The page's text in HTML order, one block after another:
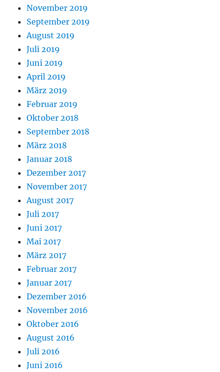
November 2019
September 2019
August 2019
Juli 2019
Juni 2019
April 2019
März 2019
Februar 2019
Oktober 2018
September 2018
März 2018
Januar 2018
Dezember 2017
November 2017
August 2017
Juli 2017
Juni 2017
Mai 2017
März 2017
Februar 2017
Januar 2017
Dezember 2016
November 2016
Oktober 2016
August 2016
Juli 2016
Juni 2016